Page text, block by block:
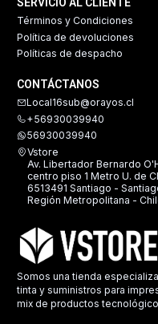
Términos y Condiciones
Política de devoluciones
Políticas de despacho
CONTÁCTANOS
Local16sub@orayos.cl
+56930039940
56930039940
Vstore
Av. Libertador Bernardo
centro piso 1 Metro U. de
6513491 Santiago -
Región Metropolitana -
Somos una tienda
tinta y suministros para
mix de productos